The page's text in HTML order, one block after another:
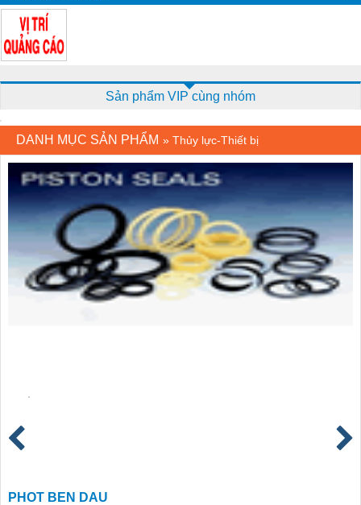
Sản phẩm VIP cùng nhóm
DANH MỤC SẢN PHẨM » Thủy lực-Thiết bị
PHOT BEN DAU